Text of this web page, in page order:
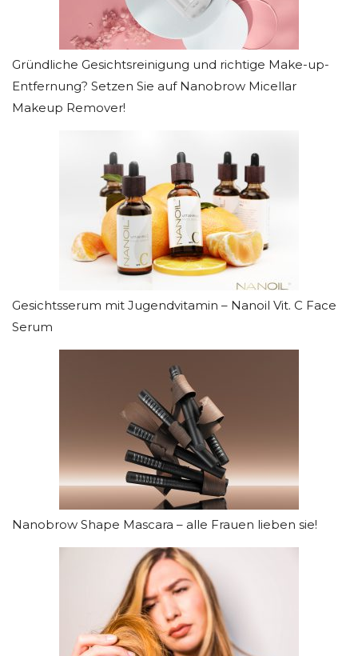
Gründliche Gesichtsreinigung und richtige Make-up-
Entfernung? Setzen Sie auf Nanobrow Micellar
Makeup Remover!
Gesichtsserum mit Jugendvitamin – Nanoil Vit. C Face
Serum
Nanobrow Shape Mascara – alle Frauen lieben sie!